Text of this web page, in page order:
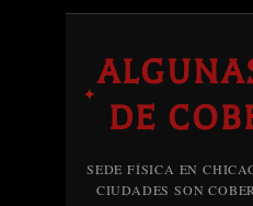
✦
DE
SEDE FÍSICA EN
CIUDADES SON